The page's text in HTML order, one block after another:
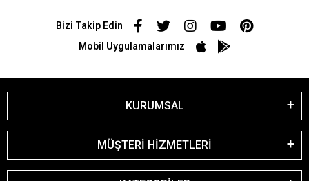
Bizi Takip Edin
Mobil Uygulamalarımız
KURUMSAL
MÜŞTERİ HİZMETLERİ